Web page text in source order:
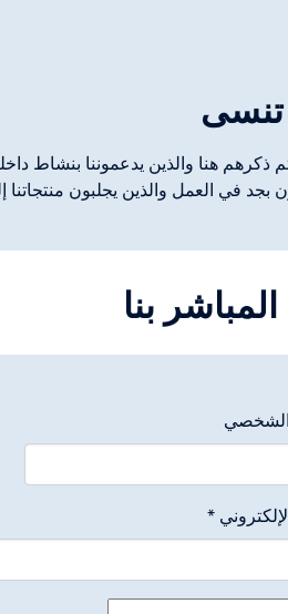
تنسى
هنا والذين يدعموننا بنشاط
في العمل والذين يجلبون منتجاتنا
بنا
الشخصي
*